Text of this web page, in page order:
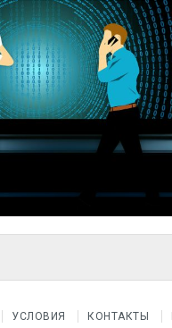
УСЛОВИЯ КОНТАКТЫ